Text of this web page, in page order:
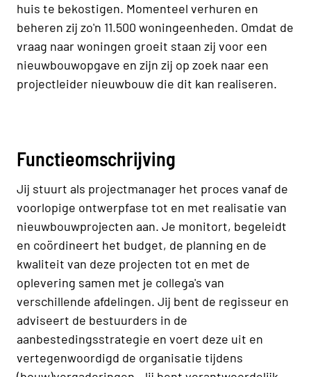
huis te bekostigen. Momenteel verhuren en
beheren zij zo'n 11.500 woningeenheden. Omdat de
vraag naar woningen groeit staan zij voor een
nieuwbouwopgave en zijn zij op zoek naar een
projectleider nieuwbouw die dit kan realiseren.
Functieomschrijving
Jij stuurt als projectmanager het proces vanaf de
voorlopige ontwerpfase tot en met realisatie van
nieuwbouwprojecten aan. Je monitort, begeleidt
en coördineert het budget, de planning en de
kwaliteit van deze projecten tot en met de
oplevering samen met je collega's van
verschillende afdelingen. Jij bent de regisseur en
adviseert de bestuurders in de
aanbestedingsstrategie en voert deze uit en
vertegenwoordigd de organisatie tijdens